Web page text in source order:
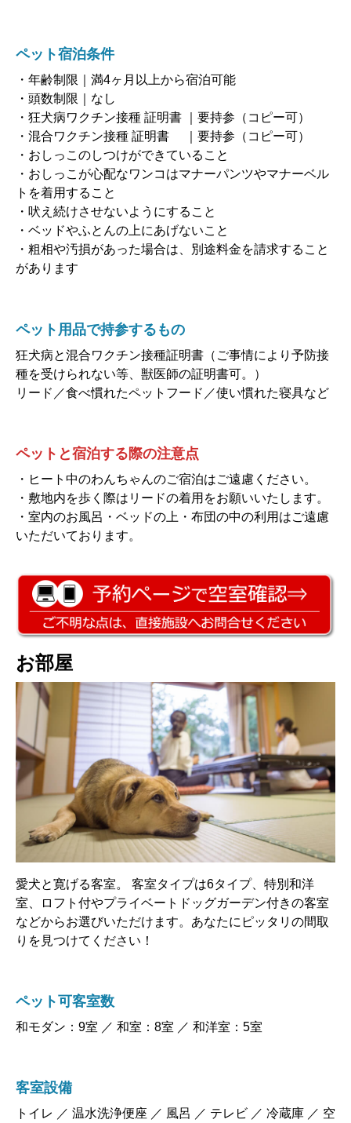
ペット宿泊条件
・年齢制限｜満4ヶ月以上から宿泊可能
・頭数制限｜なし
・狂犬病ワクチン接種 証明書 ｜要持参（コピー可）
・混合ワクチン接種 証明書 ｜要持参（コピー可）
・おしっこのしつけができていること
・おしっこが心配なワンコはマナーパンツやマナーベル
トを着用すること
・吠え続けさせないようにすること
・ベッドやふとんの上にあげないこと
・粗相や汚損があった場合は、別途料金を請求すること
があります
ペット用品で持参するもの
狂犬病と混合ワクチン接種証明書（ご事情により予防接
種を受けられない等、獣医師の証明書可。）
リード／食べ慣れたペットフード／使い慣れた寝具など
ペットと宿泊する際の注意点
・ヒート中のわんちゃんのご宿泊はご遠慮ください。
・敷地内を歩く際はリードの着用をお願いいたします。
・室内のお風呂・ベッドの上・布団の中の利用はご遠慮
いただいております。
お部屋
愛犬と寛げる客室。 客室タイプは6タイプ、特別和洋
室、ロフト付やプライベートドッグガーデン付きの客室
などからお選びいただけます。あなたにピッタリの間取
りを見つけてください！
ペット可客室数
和モダン：9室 ／ 和室：8室 ／ 和洋室：5室
客室設備
トイレ ／ 温水洗浄便座 ／ 風呂 ／ テレビ ／ 冷蔵庫 ／ 空